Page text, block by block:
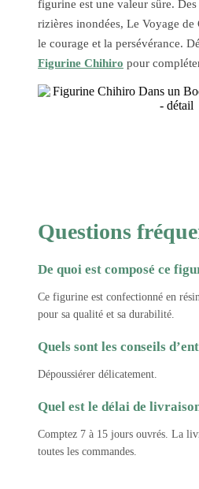
figurine est une valeur sûre.
rizières inondées, Le Voyage
le courage et la persévérance.
Figurine Chihiro pour
Questions
De quoi est composé ce
Ce figurine est confectionné en
pour sa qualité et sa durabilité.
Quels sont les conseils
Dépoussiérer délicatement.
Quel est le délai de
Comptez 7 à 15 jours ouvrés. La
toutes les commandes.